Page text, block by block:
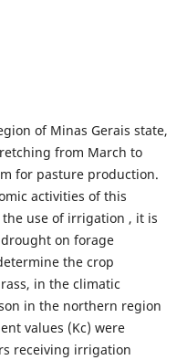
of Minas Gerais state,
from March to
for pasture production.
activities of this
use of irrigation , it is
on forage
the crop
in the climatic
in the northern region
values (Kc) were
receiving irrigation